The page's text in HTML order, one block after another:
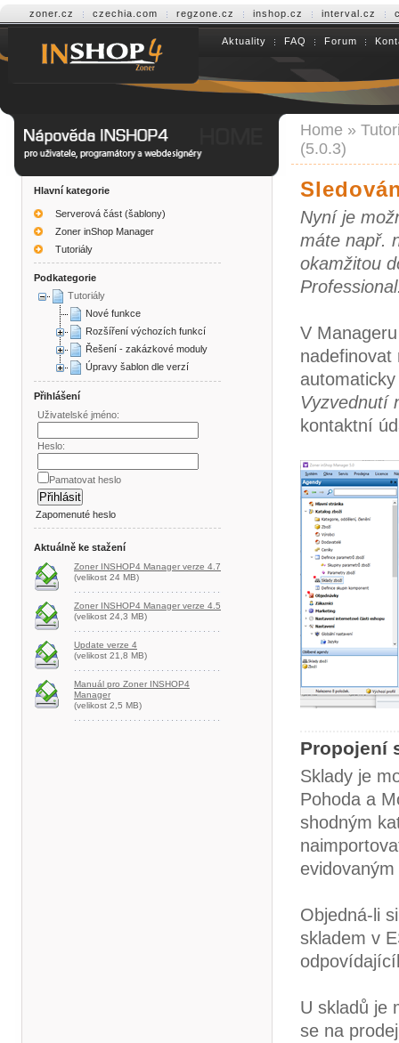
zoner.cz czechia.com regzone.cz inshop.cz interval.cz
Help INSHOP4 Aktuality FAQ Forum
Hlavní kategorie
Serverová část (šablony)
Zoner inShop Manager
Tutoriály
Podkategorie
Tutoriály
Nové funkce
Rozšíření výchozích funkcí
Řešení - zakázkové moduly
Úpravy šablon dle verzí
Přihlášení
Uživatelské jméno:
Heslo:
Pamatovat heslo
Zapomenuté heslo
Aktuálně ke stažení
Zoner INSHOP4 Manager verze 4.7
(velikost 24 MB)
Zoner INSHOP4 Manager verze 4.5
(velikost 24,3 MB)
Update verze 4
(velikost 21,8 MB)
Manuál pro Zoner INSHOP4
Manager
(velikost 2,5 MB)
Home »
(5.0.3)
Nyní je
máte např.
okamžitou
V
nadefinovat
Vyzvednutí
kontaktní
Propojení
Sklady je
Pohoda a
shodným
Objedná-li
skladem v
U skladů je
se na